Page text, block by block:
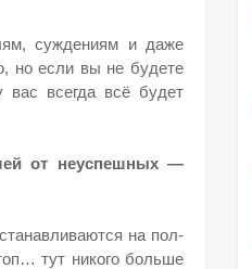
суждениям и даже
но если вы не будете
вас всегда всё будет
от неуспешных —
на пол-
тут никого больше